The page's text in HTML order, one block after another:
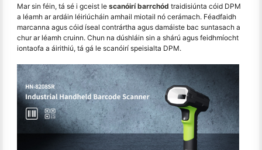
Mar sin féin, tá sé i gceist le scanóirí barrchód traidisiúnta cóid DPM
a léamh ar ardáin léiriúcháin amhail miotail nó cerámach. Féadfaidh
marcanna agus cóid íseal contrártha agus damáiste bac suntasach a
chur ar léamh cruinn. Chun na dúshláin sin a shárú agus feidhmíocht
iontaofa a áirithiú, tá gá le scanóirí speisialta DPM.